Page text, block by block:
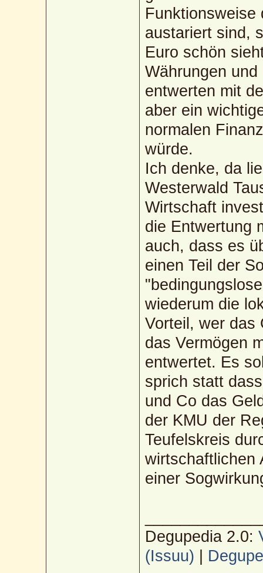
Funktionsweise
austariert sind,
Euro schön
Währungen
entwerten mit
aber ein
normalen
würde.
Ich denke, da
Westerwald
Wirtschaft
die Entwertung
auch, dass es
einen Teil der
wiederum die
Vorteil, wer das
das Vermögen
entwertet. Es
sprich statt
und Co das
der KMU der
Teufelskreis
wirtschaftlichen
einer
Degupedia 2.0:
(Issuu)